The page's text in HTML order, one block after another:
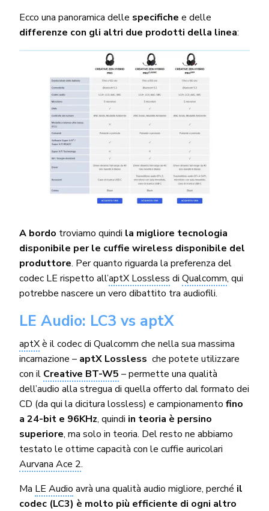
Ecco una panoramica delle specifiche e delle
differenze con gli altri due prodotti della linea:
A bordo troviamo quindi la migliore tecnologia
disponibile per le cuffie wireless disponibile del
produttore. Per quanto riguarda la preferenza del
codec LE rispetto all’aptX Lossless diQualcomm, qui
potrebbe nascere un vero dibattito tra audiofili.
LE Audio: LC3 vs aptX
aptXè il codec di Qualcomm che nella sua massima
incarnazione –aptX Lossless che potete utilizzare
con il Creative BT-W5 – permette una qualità
dell’audio alla stregua di quella offerto dal formato dei
CD (da qui la dicitura lossless) e campionamentofino
a 24-bit e 96KHz, quindi in teoria è persino
superiore, ma solo in teoria. Del resto ne abbiamo
testato le ottime capacità con le cuffie auricolari
Aurvana Ace 2.
Ma LE Audio avrà una qualità audio migliore, perché il
codec (LC3) è molto più efficiente di ogni altro